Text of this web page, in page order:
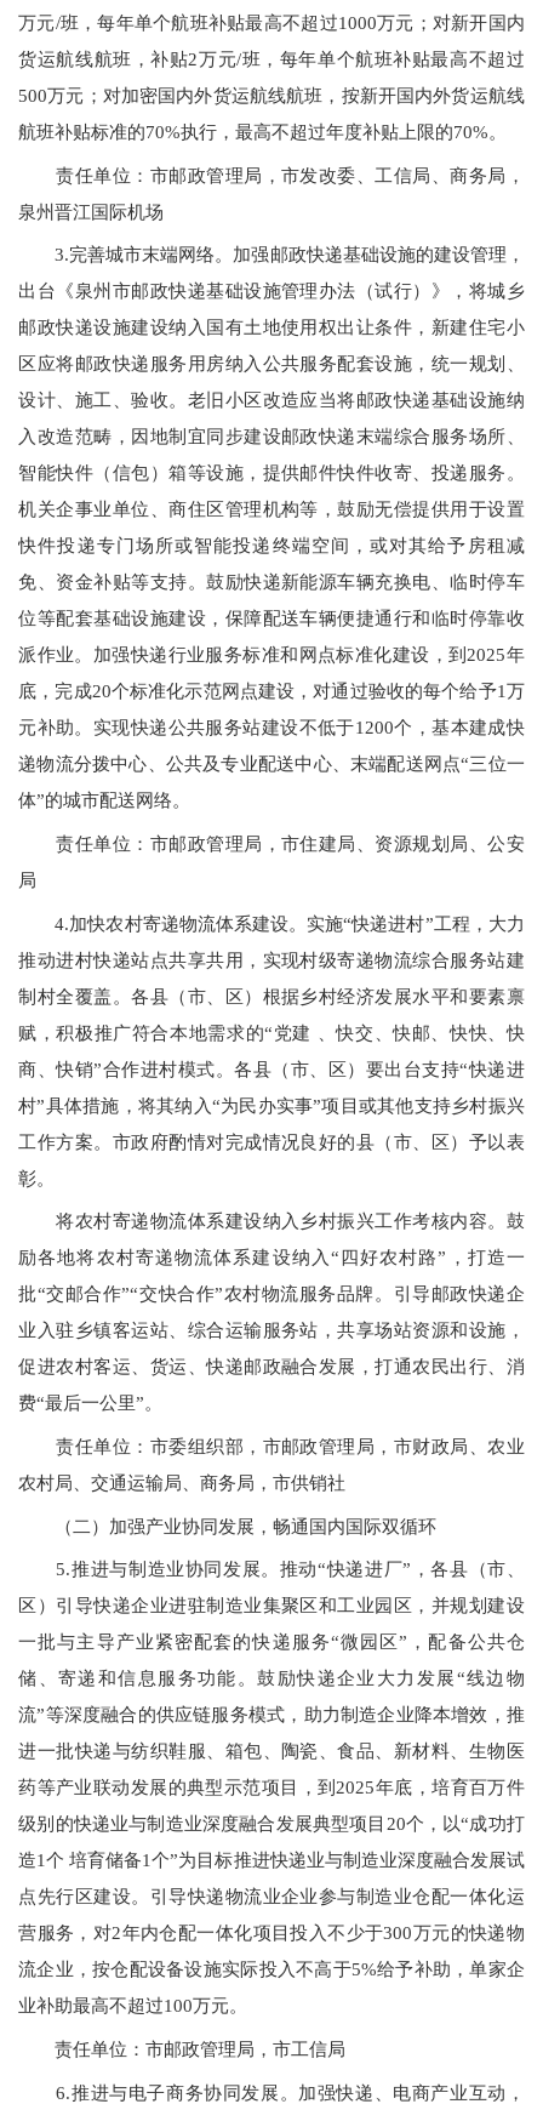
万元/班，每年单个航班补贴最高不超过1000万元；对新开国内
货运航线航班，补贴2万元/班，每年单个航班补贴最高不超过
500万元；对加密国内外货运航线航班，按新开国内外货运航线
航班补贴标准的70%执行，最高不超过年度补贴上限的70%。
责任单位：市邮政管理局，市发改委、工信局、商务局，
泉州晋江国际机场
3.完善城市末端网络。加强邮政快递基础设施的建设管理，
出台《泉州市邮政快递基础设施管理办法（试行）》，将城乡
邮政快递设施建设纳入国有土地使用权出让条件，新建住宅小
区应将邮政快递服务用房纳入公共服务配套设施，统一规划、
设计、施工、验收。老旧小区改造应当将邮政快递基础设施纳
入改造范畴，因地制宜同步建设邮政快递末端综合服务场所、
智能快件（信包）箱等设施，提供邮件快件收寄、投递服务。
机关企事业单位、商住区管理机构等，鼓励无偿提供用于设置
快件投递专门场所或智能投递终端空间，或对其给予房租减
免、资金补贴等支持。鼓励快递新能源车辆充换电、临时停车
位等配套基础设施建设，保障配送车辆便捷通行和临时停靠收
派作业。加强快递行业服务标准和网点标准化建设，到 2025年
底，完成20个标准化示范网点建设，对通过验收的每个给予1万
元补助。实现快递公共服务站建设不低于1200个，基本建成快
递物流分拨中心、公共及专业配送中心、末端配送网点“三位一
体”的城市配送网络。
责任单位：市邮政管理局，市住建局、资源规划局、公安
局
4.加快农村寄递物流体系建设。实施“快递进村”工程，大力
推动进村快递站点共享共用，实现村级寄递物流综合服务站建
制村全覆盖。各县（市、区）根据乡村经济发展水平和要素禀
赋，积极推广符合本地需求的“党建
、快交、快邮、快快、快
商、快销”合作进村模式。各县（市、区）要出台支持“快递进
村”具体措施，将其纳入“为民办实事”项目或其他支持乡村振兴
工作方案。市政府酌情对完成情况良好的县（市、区）予以表
彰。
将农村寄递物流体系建设纳入乡村振兴工作考核内容。鼓
励各地将农村寄递物流体系建设纳入 “四好农村路”，打造一
批“交邮合作”“交快合作”农村物流服务品牌。引导邮政快递企
业入驻乡镇客运站、综合运输服务站，共享场站资源和设施，
促进农村客运、货运、快递邮政融合发展，打通农民出行、消
费“最后一公里”。
责任单位：市委组织部，市邮政管理局，市财政局、农业
农村局、交通运输局、商务局，市供销社
（二）加强产业协同发展，畅通国内国际双循环
5.推进与制造业协同发展。推动“快递进厂”，各县（市、
区）引导快递企业进驻制造业集聚区和工业园区，并规划建设
一批与主导产业紧密配套的快递服务“微园区”，配备公共仓
储、寄递和信息服务功能。鼓励快递企业大力发展“线边物
流”等深度融合的供应链服务模式，助力制造企业降本增效，推
进一批快递与纺织鞋服、箱包、陶瓷、食品、新材料、生物医
药等产业联动发展的典型示范项目，到2025年底，培育百万件
级别的快递业与制造业深度融合发展典型项目 20个，以“成功打
造1个 培育储备1个”为目标推进快递业与制造业深度融合发展试
点先行区建设。引导快递物流业企业参与制造业仓配一体化运
营服务，对2年内仓配一体化项目投入不少于300万元的快递物
流企业，按仓配设备设施实际投入不高于5%给予补助，单家企
业补助最高不超过100万元。
责任单位：市邮政管理局，市工信局
6.推进与电子商务协同发展。加强快递、电商产业互动，